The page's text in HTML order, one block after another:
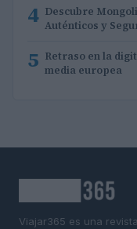
4 Descubre
Auténticos y
5 Retraso en la
media europea
Viajar365 es una